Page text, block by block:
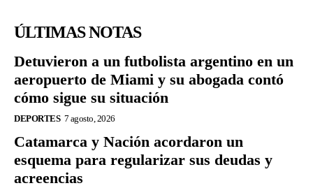
ÚLTIMAS NOTAS
Detuvieron a un futbolista argentino en un
aeropuerto de Miami y su abogada contó
cómo sigue su situación
DEPORTES 7 agosto, 2026
Catamarca y Nación acordaron un
esquema para regularizar sus deudas y
acreencias